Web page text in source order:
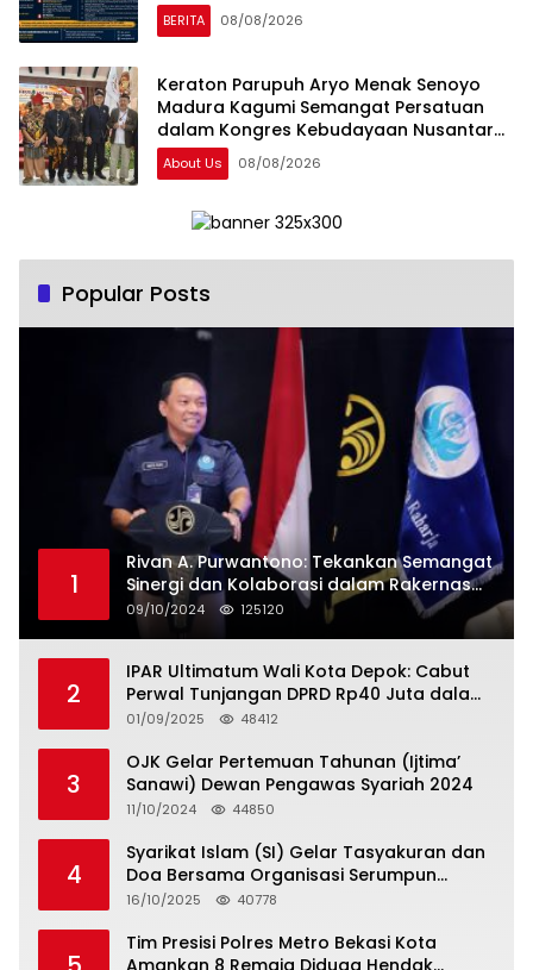
BERITA 08/08/2026
Keraton Parupuh Aryo Menak Senoyo
Madura Kagumi Semangat Persatuan
dalam Kongres Kebudayaan Nusantara
2026
About Us 08/08/2026
Popular Posts
1
Rivan A. Purwantono: Tekankan Semangat
Sinergi dan Kolaborasi dalam Rakernas
Serikat Pekerja Jasa Raharja
09/10/2024 125120
2
IPAR Ultimatum Wali Kota Depok: Cabut
Perwal Tunjangan DPRD Rp40 Juta dalam
5 Hari atau Hadapi Aksi Rakyat
01/09/2025 48412
3
OJK Gelar Pertemuan Tahunan (Ijtima’
Sanawi) Dewan Pengawas Syariah 2024
11/10/2024 44850
4
Syarikat Islam (SI) Gelar Tasyakuran dan
Doa Bersama Organisasi Serumpun
Syarikat Islam Doa
16/10/2025 40778
Tim Presisi Polres Metro Bekasi Kota
Amankan 8 Remaja Diduga Hendak